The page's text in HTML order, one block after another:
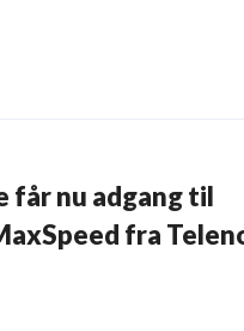
får nu adgang til
fra